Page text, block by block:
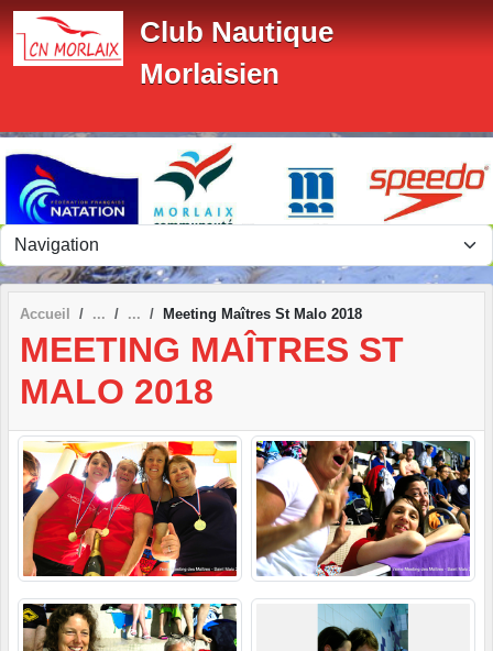
Club Nautique
Morlaisien
Accueil Meeting Maîtres St Malo 2018
MEETING MAÎTRES ST
MALO 2018
Panneau de gestion des cookies